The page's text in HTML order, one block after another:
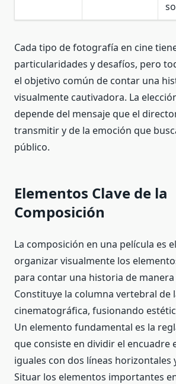
Cada tipo de fotografía en cine
particularidades y desafíos, pero
el objetivo común de contar una
visualmente cautivadora. La
depende del mensaje que el
transmitir y de la emoción que
público.
Elementos Clave de la
Composición
La composición en una película es
organizar visualmente los
para contar una historia de manera
Constituye la columna vertebral de
cinematográfica, fusionando
Un elemento fundamental es la
que consiste en dividir el encuadre
iguales con dos líneas horizontales
Situar los elementos importantes